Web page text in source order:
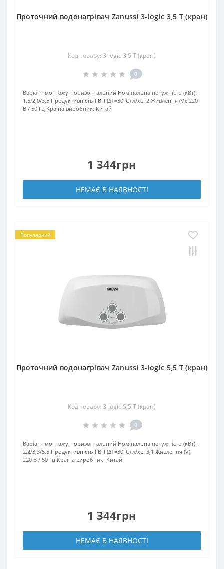
Проточний водонагрівач Zanussi 3-logic 3,5 T (кран)
Код товару: 3-logic 3,5 T (кран)
0
Варіант монтажу: горизонтальний Номінальна потужність (кВт):
1,5/2,0/3,5 Продуктивність ГВП (ΔT=30°C) л/хв: 2 Живлення (V): 220
В / 50 Гц Країна виробник: Китай
1 344грн
НЕМАЄ В НАЯВНОСТІ
Популярний
Проточний водонагрівач Zanussi 3-logic 5,5 T (кран)
Код товару: 3-logic 5,5 T (кран)
0
Варіант монтажу: горизонтальний Номінальна потужність (кВт):
2,2/3,3/5,5 Продуктивність ГВП (ΔT=30°C) л/хв: 3,1 Живлення (V):
220 В / 50 Гц Країна виробник: Китай
1 344грн
НЕМАЄ В НАЯВНОСТІ